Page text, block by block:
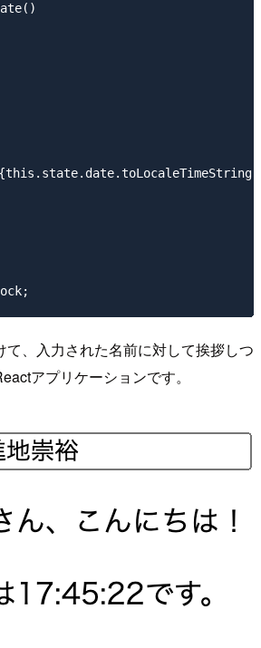
て、入力された名前に対して挨拶しつ
アプリケーションです。